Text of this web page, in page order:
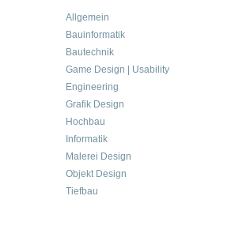
Allgemein
Bauinformatik
Bautechnik
Game Design | Usability
Engineering
Grafik Design
Hochbau
Informatik
Malerei Design
Objekt Design
Tiefbau